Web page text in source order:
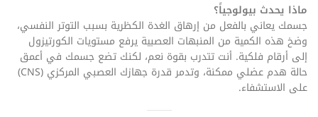
ماذا يحدث بيولوجياً؟
جسمك يعاني بالفعل من إرهاق الغدة الكظرية بسبب التوتر النفسي،
وضخ هذه الكمية من المنبهات العصبية يرفع مستويات الكورتيزول
إلى أرقام فلكية. أنت تتدرب بقوة نعم، لكنك تضع جسمك في أعمق
حالة هدم عضلي ممكنة، وتدمر قدرة جهازك العصبي المركزي (CNS)
على الاستشفاء.